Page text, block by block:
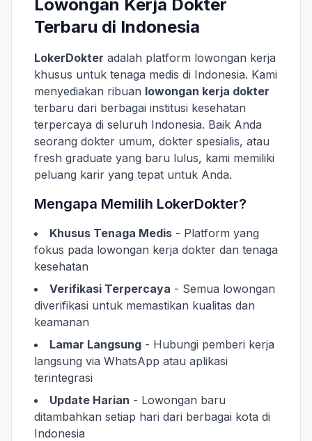
Lowongan Kerja Dokter
Terbaru di Indonesia
LokerDokter adalah platform lowongan kerja
khusus untuk tenaga medis di Indonesia. Kami
menyediakan ribuan lowongan kerja dokter
terbaru dari berbagai institusi kesehatan
terpercaya di seluruh Indonesia. Baik Anda
seorang dokter umum, dokter spesialis, atau
fresh graduate yang baru lulus, kami memiliki
peluang karir yang tepat untuk Anda.
Mengapa Memilih LokerDokter?
Khusus Tenaga Medis - Platform yang
fokus pada lowongan kerja dokter dan tenaga
kesehatan
Verifikasi Terpercaya - Semua lowongan
diverifikasi untuk memastikan kualitas dan
keamanan
Lamar Langsung - Hubungi pemberi kerja
langsung via WhatsApp atau aplikasi
terintegrasi
Update Harian - Lowongan baru
ditambahkan setiap hari dari berbagai kota di
Indonesia